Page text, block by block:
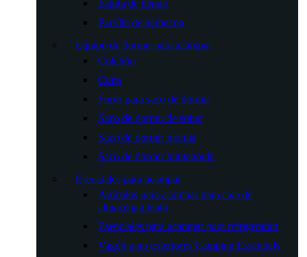
Estufa de tienda
Parrilla de barbacoa
Equipo de dormir para acampar
Colchón
Cuna
Forro para saco de dormir
Saco de dormir de sobre
Saco de dormir momia
Saco de dormir humanoide
Esenciales para acampar
Artículos para acampar para caja de
almacenamiento
Esenciales para acampar para refrigerador
Vagón para exteriores Camping Essentials